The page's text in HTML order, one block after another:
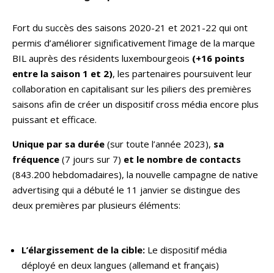
Fort du succès des saisons 2020-21 et 2021-22 qui ont
permis d’améliorer significativement l’image de la marque
BIL auprès des résidents luxembourgeois (+16 points
entre la saison 1 et 2), les partenaires poursuivent leur
collaboration en capitalisant sur les piliers des premières
saisons afin de créer un dispositif cross média encore plus
puissant et efficace.
Unique par sa durée (sur toute l’année 2023), sa
fréquence (7 jours sur 7) et le nombre de contacts
(843.200 hebdomadaires), la nouvelle campagne de native
advertising qui a débuté le 11 janvier se distingue des
deux premières par plusieurs éléments:
L’élargissement de la cible: Le dispositif média
déployé en deux langues (allemand et français)